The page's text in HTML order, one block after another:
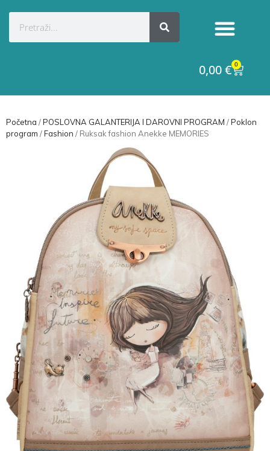
0,00€ 0
Početna /POSLOVNA GALANTERIJA I DAROVNI PROGRAM /Poklon
program /Fashion / Ruksak fashion Anekke MEMORIES